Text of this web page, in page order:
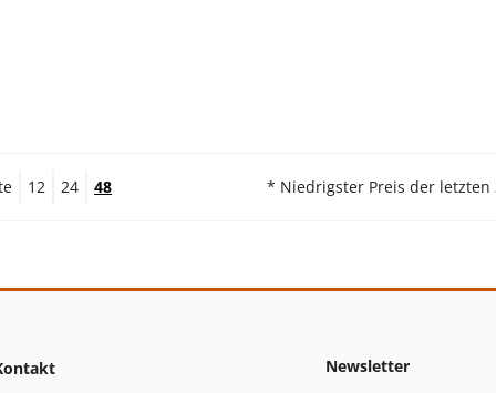
12 24 48 * Niedrigster Preis der letzten
Newsletter